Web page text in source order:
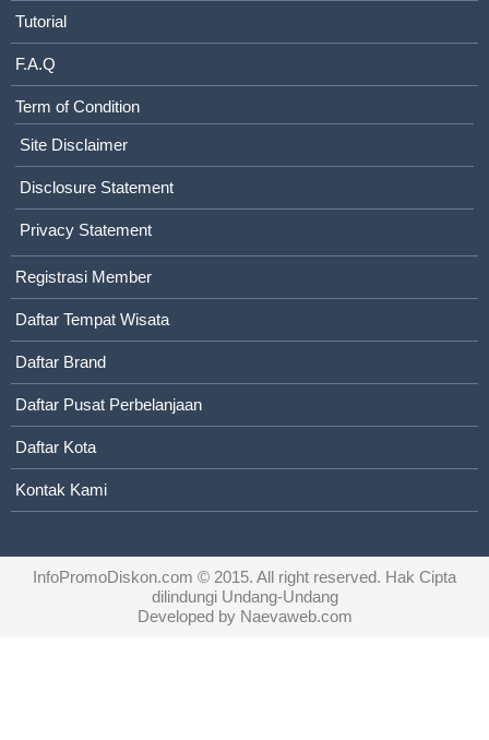
Tutorial
F.A.Q
Term of Condition
Site Disclaimer
Disclosure Statement
Privacy Statement
Registrasi Member
Daftar Tempat Wisata
Daftar Brand
Daftar Pusat Perbelanjaan
Daftar Kota
Kontak Kami
InfoPromoDiskon.com © 2015. All right reserved. Hak Cipta
dilindungi Undang-Undang
Developed by Naevaweb.com